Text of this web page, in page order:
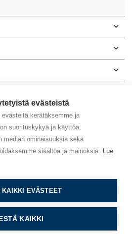
evästeistä
kerätäksemme ja
suorituskykyä ja käyttöä,
median ominaisuuksia sekä
sisältöä ja mainoksia. Lue
EVÄSTEET
ESTÄ KAIKKI
luonnonkosmetiikkatuotteen.